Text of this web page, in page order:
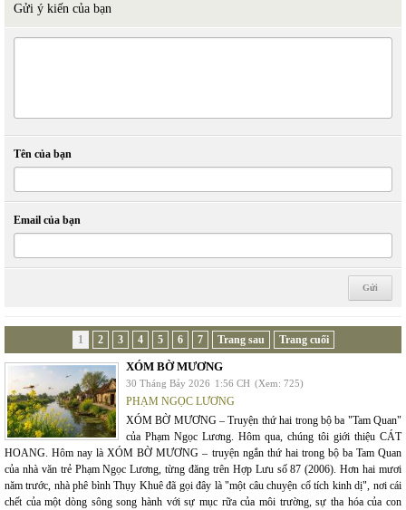
Gửi ý kiến của bạn
Tên của bạn
Email của bạn
1 2 3 4 5 6 7 Trang sau Trang cuối
XÓM BỜ MƯƠNG
30 Tháng Bảy 2026 1:56 CH (Xem: 725)
PHẠM NGỌC LƯƠNG
XÓM BỜ MƯƠNG – Truyện thứ hai trong bộ ba "Tam Quan"
của Phạm Ngọc Lương. Hôm qua, chúng tôi giới thiệu CÁT
HOANG. Hôm nay là XÓM BỜ MƯƠNG – truyện ngắn thứ hai trong bộ ba Tam Quan
của nhà văn trẻ Phạm Ngọc Lương, từng đăng trên Hợp Lưu số 87 (2006). Hơn hai mươi
năm trước, nhà phê bình Thụy Khuê đã gọi đây là "một câu chuyện cổ tích kinh dị", nơi cái
chết của một dòng sông song hành với sự mục rữa của môi trường, sự tha hóa của con